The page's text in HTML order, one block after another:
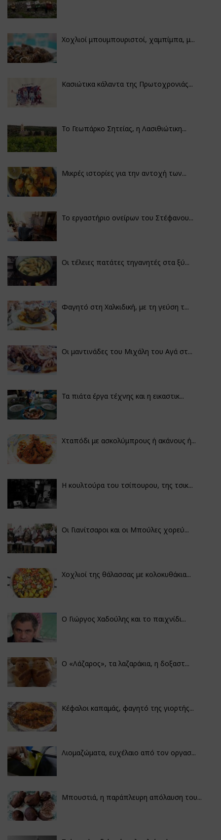
Χοχλιοί μπουμπουριστοί, χαμπίμπα, μ...
Κασιώτικα κάλαντα της Πρωτοχρονιάς...
Το Γεωπάρκο Σητείας, η Λασιθιώτικη...
Μικρές ιστορίες για την αντοχή των...
Το εργαστήριο ονείρων του Στέφανου...
Οι τέλειες πατάτες τηγανητές στα ξύ...
Φαγητό στη Χαλκιδική, με τη γεύση τ...
Οι μαντινάδες του Μιχάλη του Αγά στ...
Τα πιάτα έργα τέχνης και η εικαστικ...
Χταπόδι με ασκολύμπρους ή ακάνους ή...
Η κουλτούρα του τσίπουρου, της τσικ...
Οι Γιανίτσαροι και οι Μπούλες χορεύ...
Χοχλιοί της θάλασσας με κολοκυθάκια...
Ο Γιώργος Χαδούλης και το παιχνίδι...
Ο «Λάζαρος», τα λαζαράκια, η δοξαστ...
Κέφαλοι καπαμάς, φαγητό της γιορτής...
Λιομαζώματα, ευχέλαιο από τον οργασ...
Μπουστιά, η παράπλευρη απόλαυση του...